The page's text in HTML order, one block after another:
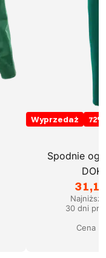
Wyprzedaż 72%
Spodnie
30 dni
Cena